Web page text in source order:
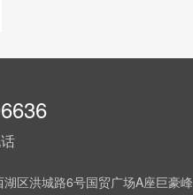
区洪城路6号国贸广场A座巨豪峰